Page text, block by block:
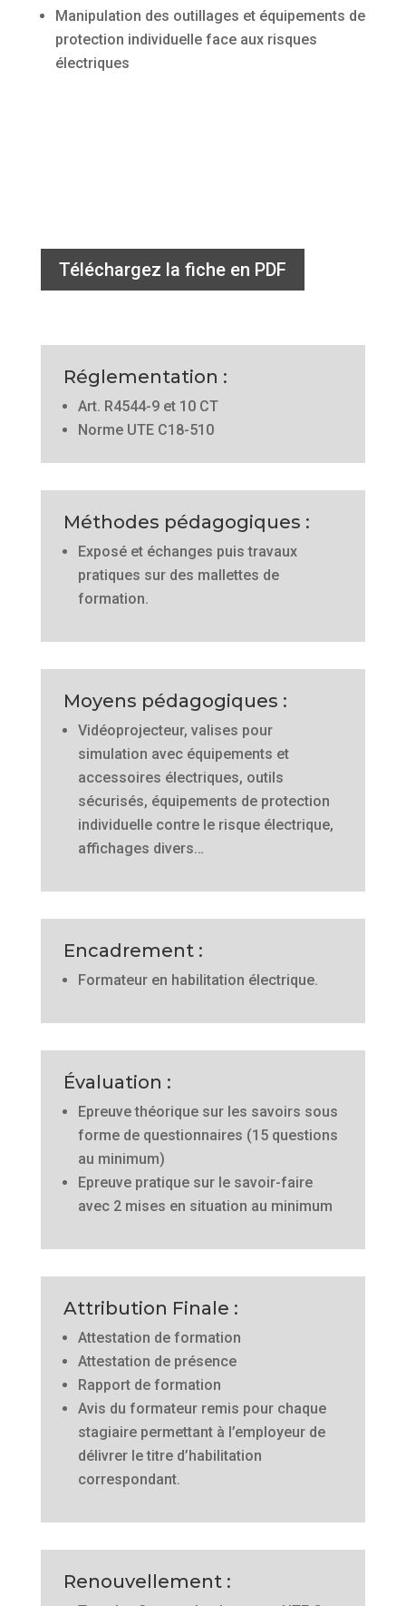
Manipulation des outillages et équipements de
protection individuelle face aux risques
électriques
Téléchargez la fiche en PDF
Réglementation :
Art. R4544-9 et 10 CT
Norme UTE C18-510
Méthodes pédagogiques :
Exposé et échanges puis travaux
pratiques sur des mallettes de
formation.
Moyens pédagogiques :
Vidéoprojecteur, valises pour
simulation avec équipements et
accessoires électriques, outils
sécurisés, équipements de protection
individuelle contre le risque électrique,
affichages divers…
Encadrement :
Formateur en habilitation électrique.
Évaluation :
Epreuve théorique sur les savoirs sous
forme de questionnaires (15 questions
au minimum)
Epreuve pratique sur le savoir-faire
avec 2 mises en situation au minimum
Attribution Finale :
Attestation de formation
Attestation de présence
Rapport de formation
Avis du formateur remis pour chaque
stagiaire permettant à l’employeur de
délivrer le titre d’habilitation
correspondant.
Renouvellement :